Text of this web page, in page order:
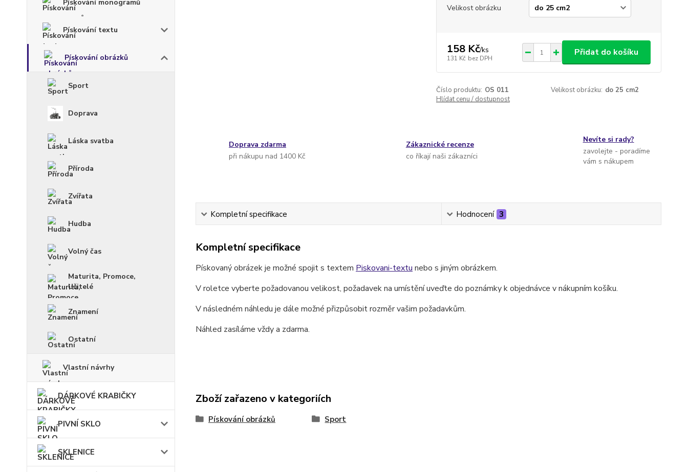
Pískování monogramů
Pískování textu
Pískování obrázků
Sport
Doprava
Láska svatba
Příroda
Zvířata
Hudba
Volný čas
Maturita, Promoce,
Učitelé
Znamení
Ostatní
Vlastní návrhy
DÁRKOVÉ KRABIČKY
PIVNÍ SKLO
SKLENICE
Velikost obrázku
158 Kč/ks
131 Kč bez DPH
Přidat do košíku
Číslo produktu: OS 011 Velikost obrázku: do 25 cm2
Hlídat cenu / dostupnost
Doprava zdarma
při nákupu nad 1400 Kč
Zákaznické recenze
co říkají naši zákazníci
Nevíte si rady?
zavolejte - poradíme
vám s nákupem
Kompletní specifikace Hodnocení 3
Kompletní specifikace
Pískovaný obrázek je možné spojit s textem Piskovani-textu nebo s jiným obrázkem.
V roletce vyberte požadovanou velikost, požadavek na umístění uveďte do poznámky k objednávce v nákupním košíku.
V následném náhledu je dále možné přizpůsobit rozměr vašim požadavkům.
Náhled zasíláme vždy a zdarma.
Zboží zařazeno v kategoriích
Pískování obrázků Sport